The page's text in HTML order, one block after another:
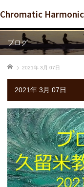
Chromatic
ブログ
ホーム 2021年 3月 07日
2021年 3月 07日